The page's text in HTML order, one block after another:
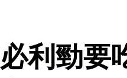
必利勁要